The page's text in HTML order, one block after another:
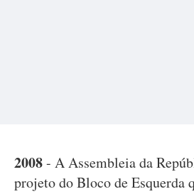
2008- A Assembleia da
projeto do Bloco de Esquerda